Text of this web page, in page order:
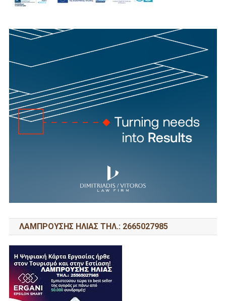
ΛΑΜΠΡΟΥΣΗΣ ΗΛΙΑΣ ΤΗΛ.: 2665027985